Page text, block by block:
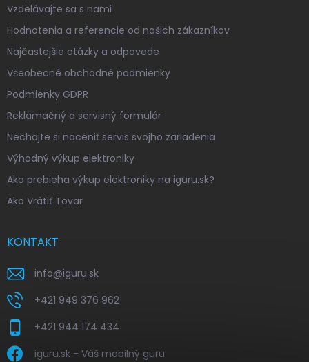
Vzdelávajte sa s nami
Hodnotenia a referencie od našich zákazníkov
Najčastejšie otázky a odpovede
Všeobecné obchodné podmienky
Podmienky GDPR
Reklamačný a servisný formulár
Nechajte si naceniť servis svojho zariadenia
Výhodný výkup elektroniky
Ako prebieha výkup elektroniky na iguru.sk?
Ako Vrátiť Tovar
KONTAKT
info@iguru.sk
+421 949 376 962
+421 944 174 434
iguru.sk - Váš mobilný guru